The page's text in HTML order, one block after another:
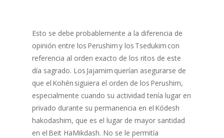
Esto se debe probablemente a la diferencia de
opinión entre los Perushim y los Tsedukim con
referencia al orden exacto de los ritos de este
día sagrado. Los Jajamim querían asegurarse de
que el Kohén siguiera el orden de los Perushim,
especialmente cuando su actividad tenía lugar en
privado durante su permanencia en el Kódesh
hakodashim, que es el lugar de mayor santidad
en el Beit HaMikdash. No se le permitía